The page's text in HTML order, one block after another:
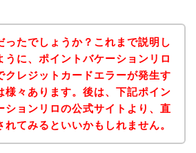
ったでしょうか？これまで説明し
うに、ポイントバケーションリロ
クレジットカードエラーが発生す
様々あります。後は、下記ポイン
ションリロの公式サイトより、直
れてみるといいかもしれません。